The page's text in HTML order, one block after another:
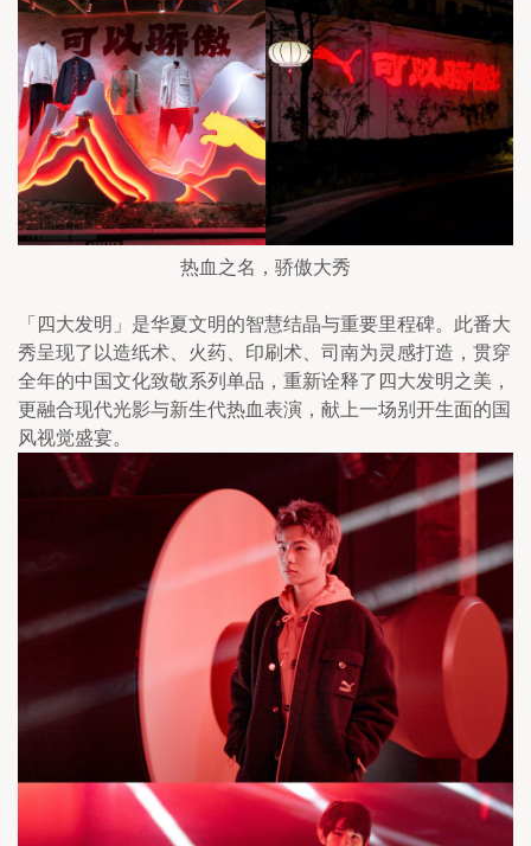
热血之名，骄傲大秀
「四大发明」是华夏文明的智慧结晶与重要里程碑。此番大
秀呈现了以造纸术、火药、印刷术、司南为灵感打造，贯穿
全年的中国文化致敬系列单品，重新诠释了四大发明之美，
更融合现代光影与新生代热血表演，献上一场别开生面的国
风视觉盛宴。